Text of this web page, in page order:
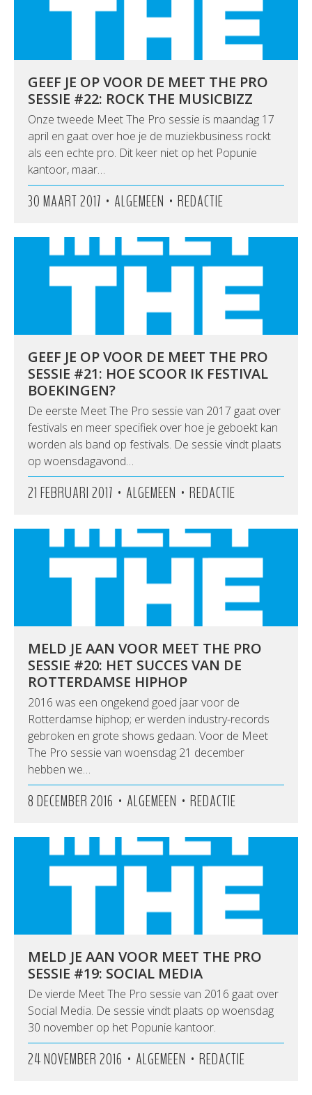
GEEF JE OP VOOR DE MEET THE PRO
SESSIE #22: ROCK THE MUSICBIZZ
Onze tweede Meet The Pro sessie is maandag 17
april en gaat over hoe je de muziekbusiness rockt
als een echte pro. Dit keer niet op het Popunie
kantoor, maar…
30 MAART 2017 • ALGEMEEN • REDACTIE
GEEF JE OP VOOR DE MEET THE PRO
SESSIE #21: HOE SCOOR IK FESTIVAL
BOEKINGEN?
De eerste Meet The Pro sessie van 2017 gaat over
festivals en meer specifiek over hoe je geboekt kan
worden als band op festivals. De sessie vindt plaats
op woensdagavond…
21 FEBRUARI 2017 • ALGEMEEN • REDACTIE
MELD JE AAN VOOR MEET THE PRO
SESSIE #20: HET SUCCES VAN DE
ROTTERDAMSE HIPHOP
2016 was een ongekend goed jaar voor de
Rotterdamse hiphop; er werden industry-records
gebroken en grote shows gedaan. Voor de Meet
The Pro sessie van woensdag 21 december
hebben we…
8 DECEMBER 2016 • ALGEMEEN • REDACTIE
MELD JE AAN VOOR MEET THE PRO
SESSIE #19: SOCIAL MEDIA
De vierde Meet The Pro sessie van 2016 gaat over
Social Media. De sessie vindt plaats op woensdag
30 november op het Popunie kantoor.
24 NOVEMBER 2016 • ALGEMEEN • REDACTIE